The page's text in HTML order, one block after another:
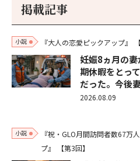
掲載記事
小説 『大人の恋愛ピックアップ』
妊娠8ヵ月の
期休暇をとっ
だった。今後
2026.08.09
小説
『祝・GLO月間訪問者数67万
プ』
【第3回】